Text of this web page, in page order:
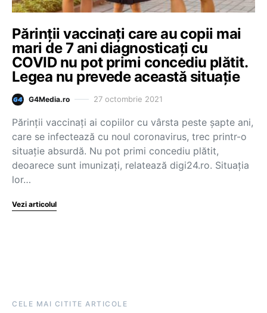
Părinții vaccinați care au copii mai
mari de 7 ani diagnosticați cu
COVID nu pot primi concediu plătit.
Legea nu prevede această situație
G4Media.ro 27 octombrie 2021
Părinții vaccinați ai copiilor cu vârsta peste șapte ani,
care se infectează cu noul coronavirus, trec printr-o
situație absurdă. Nu pot primi concediu plătit,
deoarece sunt imunizați, relatează digi24.ro. Situația
lor…
Vezi articolul
CELE MAI CITITE ARTICOLE